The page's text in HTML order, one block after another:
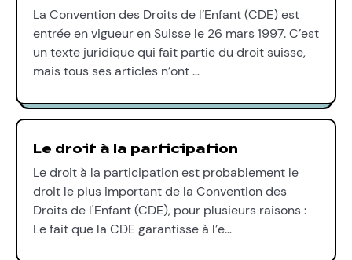
La Convention des Droits de l’Enfant (CDE) est
entrée en vigueur en Suisse le 26 mars 1997. C’est
un texte juridique qui fait partie du droit suisse,
mais tous ses articles n’ont …
Le droit à la participation
Le droit à la participation est probablement le
droit le plus important de la Convention des
Droits de l'Enfant (CDE), pour plusieurs raisons :
Le fait que la CDE garantisse à l’e…